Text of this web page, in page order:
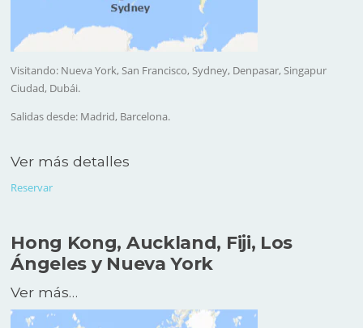
Visitando: Nueva York, San Francisco, Sydney, Denpasar, Singapur
Ciudad, Dubái.
Salidas desde: Madrid, Barcelona.
Ver más detalles
Reservar
Hong Kong, Auckland, Fiji, Los
Ángeles y Nueva York
Ver más…